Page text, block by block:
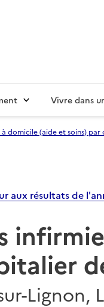
Vivre dans
domicile (aide et soins)
aux résultats de
Lignon,